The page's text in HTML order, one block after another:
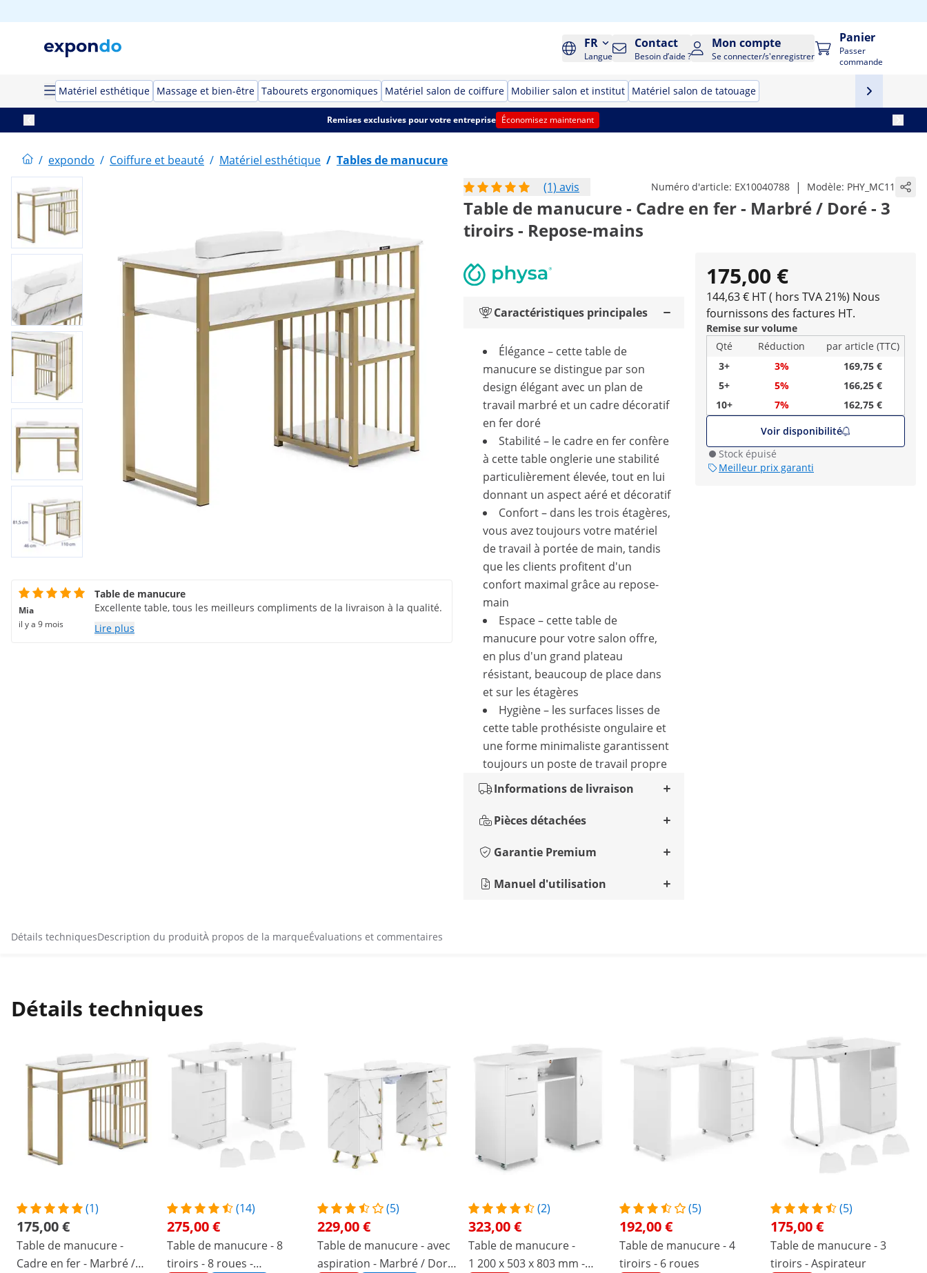
FR
Langue
Contact
Besoin d’aide ?
Mon compte
Se connecter/s'enregistrer
Panier
Passer
commande
Matériel esthétique Massage et bien-être Tabourets ergonomiques Matériel salon de coiffure Mobilier salon et institut Matériel salon de tatouage
Remises exclusives pour votre entreprise Économisez maintenant
/ expondo / Coiffure et beauté / Matériel esthétique / Tables de manucure
(1) avis
Numéro d'article: EX10040788 | Modèle: PHY_MC11
Table de manucure - Cadre en fer - Marbré / Doré - 3
tiroirs - Repose-mains
175,00 €
144,63 € HT ( hors TVA 21%) Nous
fournissons des factures HT.
Remise sur volume
Qté
Réduction
par article (TTC)
3+
3%
169,75 €
5+
5%
166,25 €
10+
7%
162,75 €
Voir disponibilité
Stock épuisé
Meilleur prix garanti
Caractéristiques principales
Élégance – cette table de
manucure se distingue par son
design élégant avec un plan de
travail marbré et un cadre décoratif
en fer doré
Stabilité – le cadre en fer confère
à cette table onglerie une stabilité
particulièrement élevée, tout en lui
donnant un aspect aéré et décoratif
Confort – dans les trois étagères,
vous avez toujours votre matériel
de travail à portée de main, tandis
que les clients profitent d'un
confort maximal grâce au repose-
main
Espace – cette table de
manucure pour votre salon offre,
en plus d'un grand plateau
résistant, beaucoup de place dans
et sur les étagères
Hygiène – les surfaces lisses de
cette table prothésiste ongulaire et
une forme minimaliste garantissent
toujours un poste de travail propre
Informations de livraison
Pièces détachées
Garantie Premium
Manuel d'utilisation
Mia
il y a 9 mois
Table de manucure
Excellente table, tous les meilleurs compliments de la livraison à la qualité.
Lire plus
Détails techniquesDescription du produitÀ propos de la marqueÉvaluations et commentaires
Détails techniques
(1)
175,00 €
Table de manucure -
Cadre en fer - Marbré /
(14)
275,00 €
Table de manucure - 8
tiroirs - 8 roues -
(5)
229,00 €
Table de manucure - avec
aspiration - Marbré / Doré
(2)
323,00 €
Table de manucure -
1 200 x 503 x 803 mm -
(5)
192,00 €
Table de manucure - 4
tiroirs - 6 roues
(5)
175,00 €
Table de manucure - 3
tiroirs - Aspirateur